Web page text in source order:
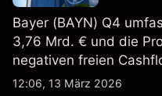
Bayer (BAYN) Q4
3,76 Mrd. € und die
negativen freien
EBITDA von 9,6–10,1
12:06, 13 März 2026